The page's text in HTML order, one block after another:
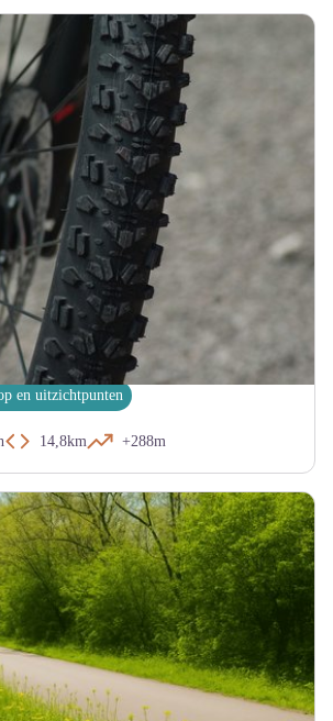
- La Loubière
en uitzichtpunten
14,8km +288m